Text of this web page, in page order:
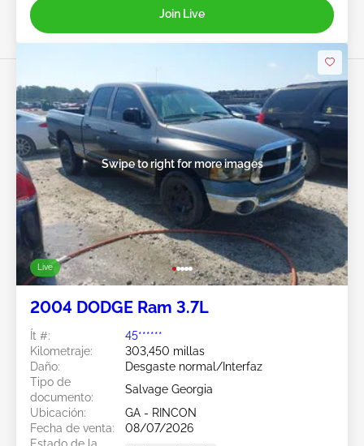
Join Live
Live
Swipe to right for more images
2004 DODGE Ram 3.7L
Ít #:
45******
Kilometraje:
303,450 millas
Daño:
Desgaste normal/Interfaz
Tipo de
documento:
Salvage Georgia
Ubicación:
GA - RINCON
Fecha de venta:
08/07/2026
Estado de la